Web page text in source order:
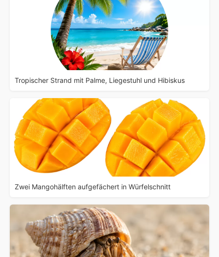
Tropischer Strand mit Palme, Liegestuhl und Hibiskus
Zwei Mangohälften aufgefächert in Würfelschnitt